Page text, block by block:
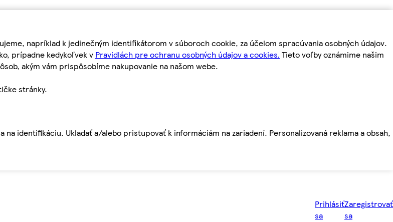
napríklad k jedinečným identifikátorom v súboroch cookie, za účelom spracúvania osobných údajov.
prípadne kedykoľvek v Pravidlách pre ochranu osobných údajov a cookies. Tieto voľby oznámime našim
akým vám prispôsobíme nakupovanie na našom webe.
stránky.
identifikáciu. Ukladať a/alebo pristupovať k informáciám na zariadení. Personalizovaná reklama a obsah,
Prihlásiť
sa
Zaregistrovať
sa